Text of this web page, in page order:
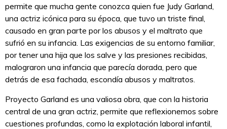
permite que mucha gente conozca quien fue Judy Garland,
una actriz icónica para su época, que tuvo un triste final,
causado en gran parte por los abusos y el maltrato que
sufrió en su infancia. Las exigencias de su entorno familiar,
por tener una hija que los salve y las presiones recibidas,
malograron una infancia que parecía dorada, pero que
detrás de esa fachada, escondía abusos y maltratos.
Proyecto Garland es una valiosa obra, que con la historia
central de una gran actriz, permite que reflexionemos sobre
cuestiones profundas, como la explotación laboral infantil,